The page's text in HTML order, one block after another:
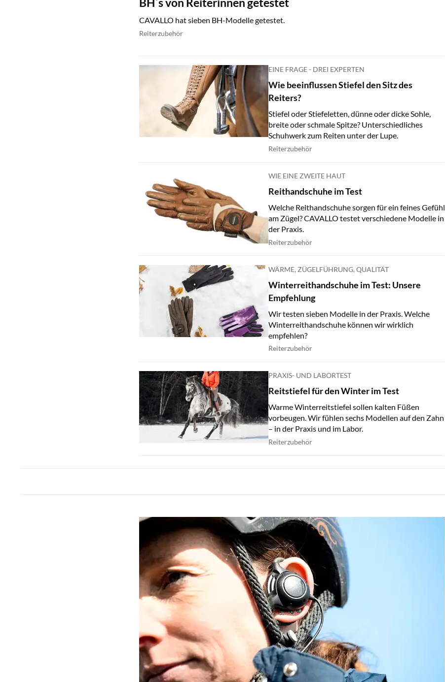
BH´s von Reiterinnen getestet
CAVALLO hat sieben BH-Modelle getestet.
Reiterzubehör
EINE FRAGE - DREI EXPERTEN
Wie beeinflussen Stiefel den Sitz des
Reiters?
Stiefel oder Stiefeletten, dünne oder dicke Sohle,
breite oder schmale Spitze? Unterschiedliches
Schuhwerk zum Reiten unter der Lupe.
Reiterzubehör
WIE EINE ZWEITE HAUT
Reithandschuhe im Test
Welche Reithandschuhe sorgen für ein feines Gefühl
am Zügel? CAVALLO testet verschiedene Modelle in
der Praxis.
Reiterzubehör
WÄRME, ZÜGELFÜHRUNG, QUALITÄT
Winterreithandschuhe im Test: Unsere
Empfehlung
Wir testen sieben Modelle in der Praxis. Welche
Winterreithandschuhe können wir wirklich
empfehlen?
Reiterzubehör
PRAXIS- UND LABORTEST
Reitstiefel für den Winter im Test
Warme Winterreitstiefel sollen kalten Füßen
vorbeugen. Wir fühlen sechs Modellen auf den Zahn
– in der Praxis und im Labor.
Reiterzubehör